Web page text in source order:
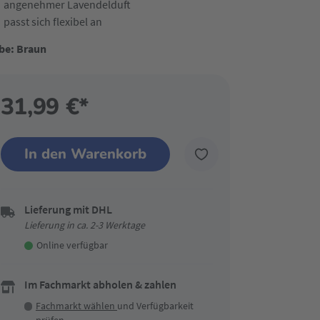
angenehmer Lavendelduft
passt sich flexibel an
Braun
31,99 €*
In den Warenkorb
Lieferung mit DHL
Lieferung in ca. 2-3 Werktage
Online verfügbar
Im Fachmarkt abholen & zahlen
Fachmarkt wählen und Verfügbarkeit